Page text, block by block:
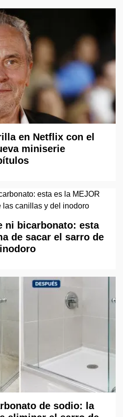
en Netflix con el
miniserie
ni bicarbonato: esta
de sacar el sarro de
de sodio: la